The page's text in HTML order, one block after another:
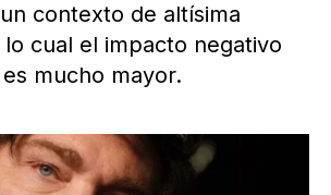
contexto de altísima
cual el impacto negativo
mucho mayor.